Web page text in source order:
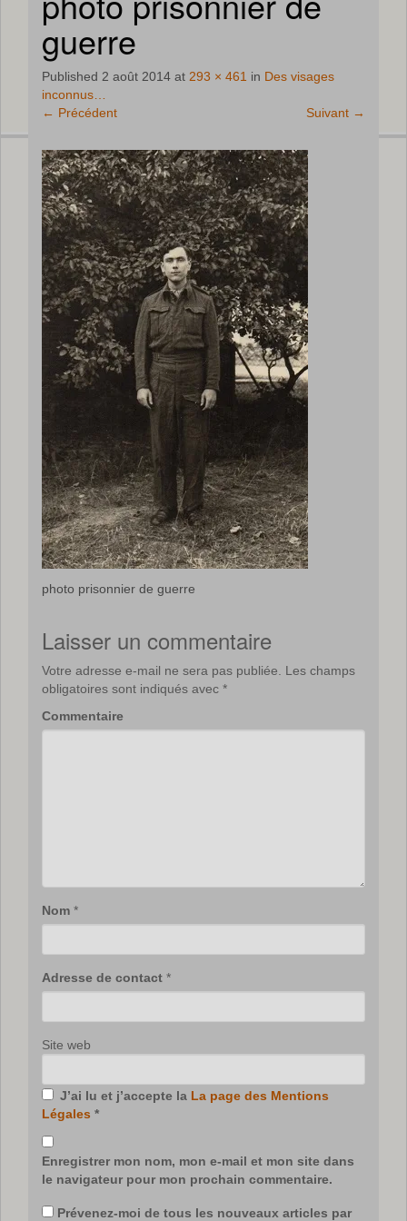
guerre
Published 2 août 2014 at 293 × 461 in Des visages
inconnus…
← Précédent Suivant →
photo prisonnier de guerre
Laisser un commentaire
Votre adresse e-mail ne sera pas publiée.
Les champs
obligatoires sont indiqués avec *
Commentaire
Nom *
Adresse de contact *
Site web
J’ai lu et j’accepte la La page des Mentions
Légales *
Enregistrer mon nom, mon e-mail et mon site dans
le navigateur pour mon prochain commentaire.
Prévenez-moi de tous les nouveaux articles par